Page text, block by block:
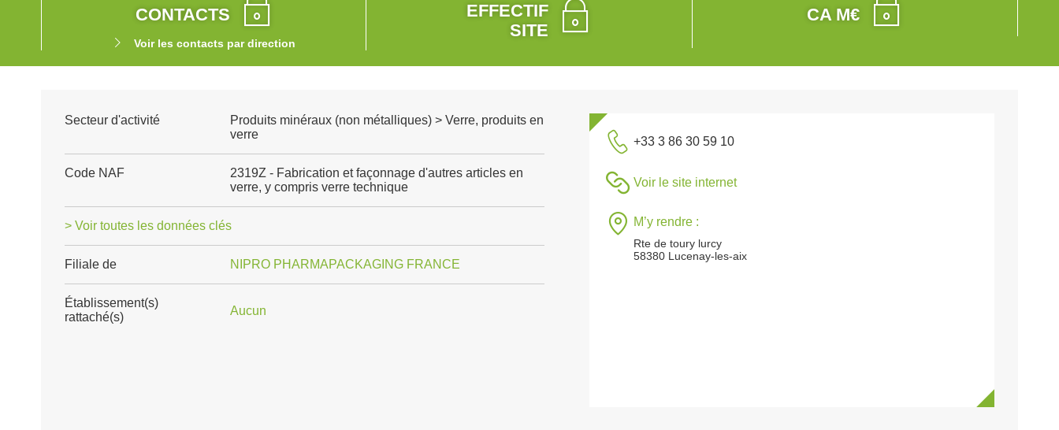
CONTACTS
Voir les contacts par direction
EFFECTIF
SITE
CA M€
Secteur d'activité
Produits minéraux (non métalliques) > Verre, produits en
verre
Code NAF
2319Z - Fabrication et façonnage d'autres articles en
verre, y compris verre technique
> Voir toutes les données clés
Filiale de NIPRO PHARMAPACKAGING FRANCE
Établissement(s)
rattaché(s)
Aucun
+33 3 86 30 59 10
Voir le site internet
M’y rendre :
Rte de toury lurcy
58380 Lucenay-les-aix